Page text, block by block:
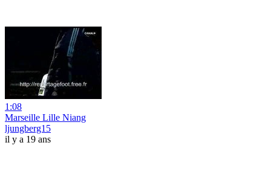
1:08
Marseille Lille Niang
ljungberg15
il y a 19 ans